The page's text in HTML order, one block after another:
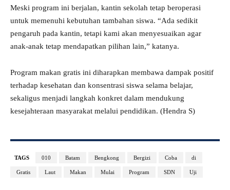
Meski program ini berjalan, kantin sekolah tetap beroperasi
untuk memenuhi kebutuhan tambahan siswa. “Ada sedikit
pengaruh pada kantin, tetapi kami akan menyesuaikan agar
anak-anak tetap mendapatkan pilihan lain,” katanya.
Program makan gratis ini diharapkan membawa dampak positif
terhadap kesehatan dan konsentrasi siswa selama belajar,
sekaligus menjadi langkah konkret dalam mendukung
kesejahteraan masyarakat melalui pendidikan. (Hendra S)
TAGS 010 Batam Bengkong Bergizi Coba di
Gratis Laut Makan Mulai Program SDN Uji